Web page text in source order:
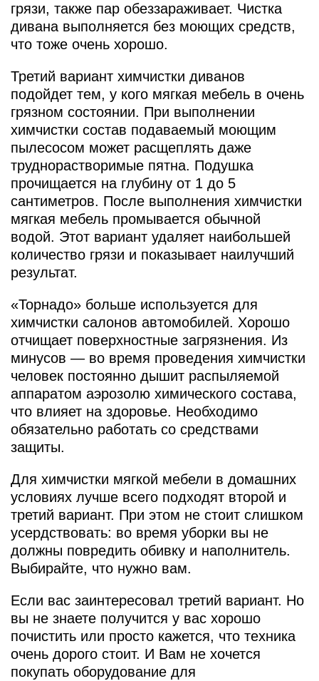
грязи, также пар обеззараживает. Чистка
дивана выполняется без моющих средств,
что тоже очень хорошо.
Третий вариант химчистки диванов
подойдет тем, у кого мягкая мебель в очень
грязном состоянии. При выполнении
химчистки состав подаваемый моющим
пылесосом может расщеплять даже
труднорастворимые пятна. Подушка
прочищается на глубину от 1 до 5
сантиметров. После выполнения химчистки
мягкая мебель промывается обычной
водой. Этот вариант удаляет наибольшей
количество грязи и показывает наилучший
результат.
«Торнадо» больше используется для
химчистки салонов автомобилей. Хорошо
отчищает поверхностные загрязнения. Из
минусов — во время проведения химчистки
человек постоянно дышит распыляемой
аппаратом аэрозолю химического состава,
что влияет на здоровье. Необходимо
обязательно работать со средствами
защиты.
Для химчистки мягкой мебели в домашних
условиях лучше всего подходят второй и
третий вариант. При этом не стоит слишком
усердствовать: во время уборки вы не
должны повредить обивку и наполнитель.
Выбирайте, что нужно вам.
Если вас заинтересовал третий вариант. Но
вы не знаете получится у вас хорошо
почистить или просто кажется, что техника
очень дорого стоит. И Вам не хочется
покупать оборудование для